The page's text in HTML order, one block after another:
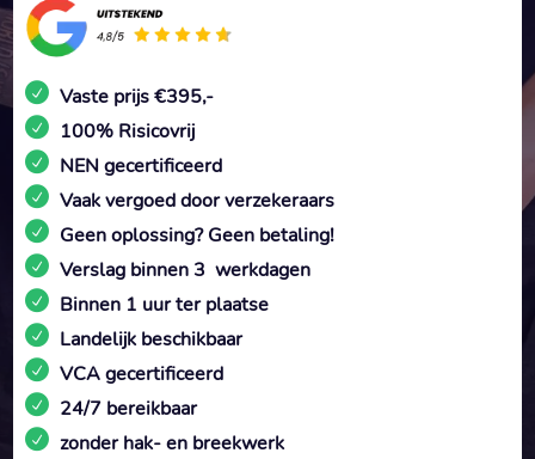
Vaste prijs €395,-
100% Risicovrij
NEN gecertificeerd
Vaak vergoed door verzekeraars
Geen oplossing? Geen betaling!
Verslag binnen 3 werkdagen
Binnen 1 uur ter plaatse
Landelijk beschikbaar
VCA gecertificeerd
24/7 bereikbaar
zonder hak- en breekwerk